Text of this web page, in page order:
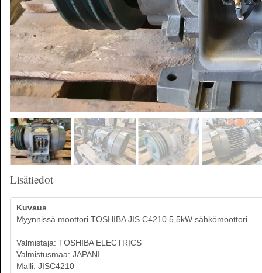
Lisätiedot
Kuvaus
Myynnissä moottori TOSHIBA JIS C4210 5,5kW sähkömoottori.
Valmistaja: TOSHIBA ELECTRICS
Valmistusmaa: JAPANI
Malli: JISC4210